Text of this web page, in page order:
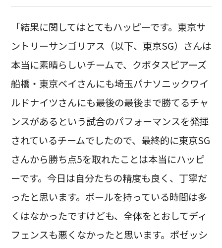
「結果に関してはとてもハッピーです。東京サ
ントリーサンゴリアス（以下、東京SG）さんは
本当に素晴らしいチームで、クボタスピアーズ
船橋・東京ベイさんにも埼玉パナソニックワイ
ルドナイツさんにも最後の最後まで勝てるチャ
ンスがあるという試合のパフォーマンスを発揮
されているチームでしたので、最終的に東京SG
さんから勝ち点5を取れたことは本当にハッピ
ーです。今日は自分たちの精度も良く、丁寧だ
ったと思います。ボールを持っている時間は多
くはなかったですけども、全体をとおしてディ
フェンスも悪くなかったと思います。ポゼッシ